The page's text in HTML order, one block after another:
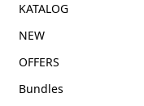
KATALOG
NEW
OFFERS
Bundles